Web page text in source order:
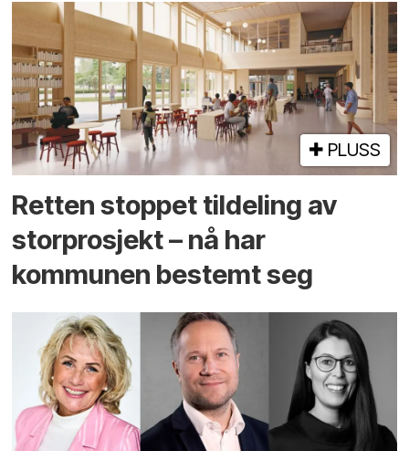
PLUSS
Retten stoppet tildeling av
storprosjekt – nå har
kommunen bestemt seg